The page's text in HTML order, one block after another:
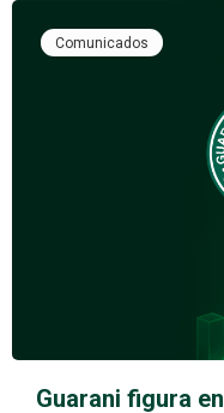
Comunicados
Guarani figura